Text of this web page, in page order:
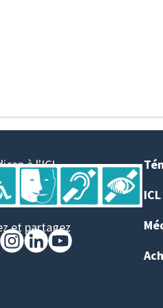
à l'ICL
et partagez